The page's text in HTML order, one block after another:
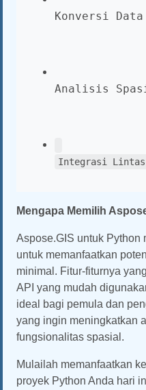
Konversi
Analisis
Integrasi
Mengapa Memilih
Aspose.GIS untuk Python
untuk memanfaatkan
minimal. Fitur-fiturnya
API yang mudah
ideal bagi pemula dan
yang ingin meningkatkan
fungsionalitas spasial.
Mulailah memanfaatkan
proyek Python Anda hari